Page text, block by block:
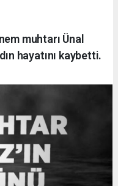
muhtarı Ünal
hayatını kaybetti.